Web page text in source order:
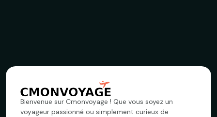
Bienvenue sur Cmonvoyage ! Que vous soyez un
voyageur passionné ou simplement curieux de